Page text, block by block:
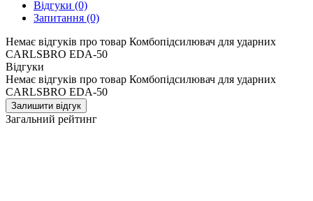
Відгуки (0)
Запитання (0)
Немає відгуків про товар Комбопідсилювач для ударних
CARLSBRO EDA-50
Відгуки
Немає відгуків про товар Комбопідсилювач для ударних
CARLSBRO EDA-50
Залишити відгук
Загальний рейтинг